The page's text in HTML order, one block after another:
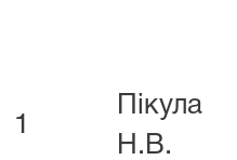
1
Пікула
Н.В.